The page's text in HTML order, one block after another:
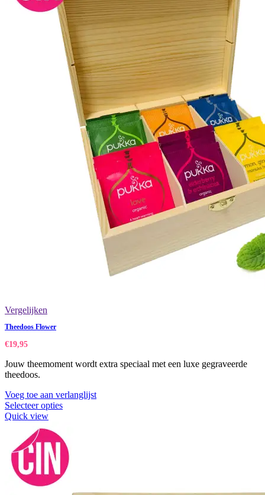
Vergelijken
Theedoos Flower
€19,95
Jouw theemoment wordt extra speciaal met een luxe gegraveerde
theedoos.
Voeg toe aan verlanglijst
Selecteer opties
Quick view